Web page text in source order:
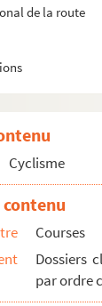
de la route
Paris
Cyclisme
Courses
Dossiers
par ordre